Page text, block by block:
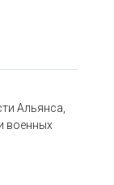
Альянса,
военных